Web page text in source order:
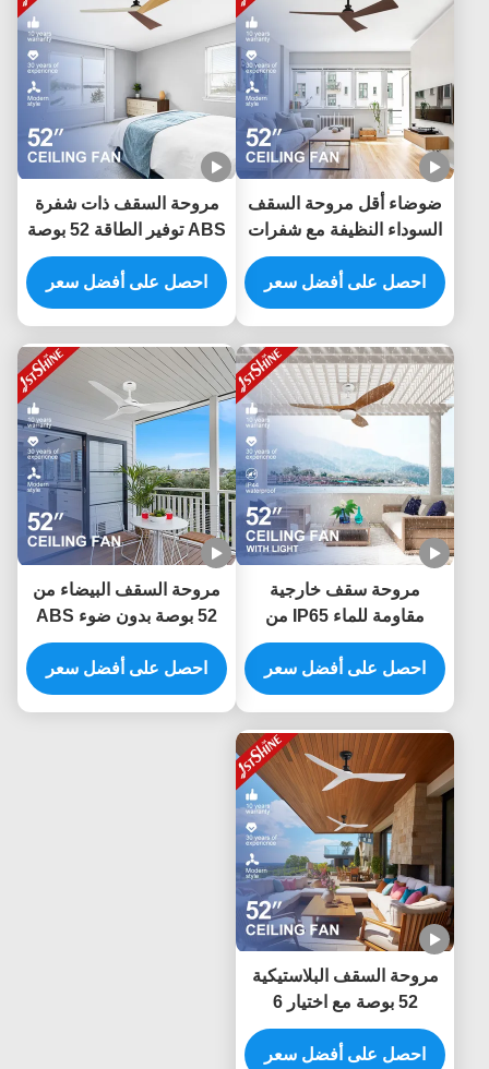
ضوضاء أقل مروحة السقف
السوداء النظيفة مع شفرات
الحبوب الخشبية الداكنة ونوع
مفتاح التحكم عن بعد
احصل على أفضل سعر
مروحة السقف ذات شفرة
ABS توفير الطاقة 52 بوصة
مع التحكم الذكي APP
والتحكم عن بعد
احصل على أفضل سعر
مروحة سقف خارجية
مقاومة للماء IP65 من
البلاستيك ABS مع شفرات
52 بوصة وجهاز تحكم عن
بعد
احصل على أفضل سعر
مروحة السقف البيضاء من
52 بوصة بدون ضوء ABS
Blade Smart APP
Control
احصل على أفضل سعر
مروحة السقف البلاستيكية
52 بوصة مع اختيار 6
سرعات والتحكم عن بعد
الذكي لمصدر الطاقة
احصل على أفضل سعر